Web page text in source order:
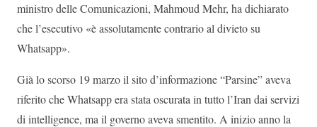
ministro delle Comunicazioni, Mahmoud Mehr, ha dichiarato
che l’esecutivo «è assolutamente contrario al divieto su
Whatsapp».
Già lo scorso 19 marzo il sito d’informazione “Parsine” aveva
riferito che Whatsapp era stata oscurata in tutto l’Iran dai servizi
di intelligence, ma il governo aveva smentito. A inizio anno la